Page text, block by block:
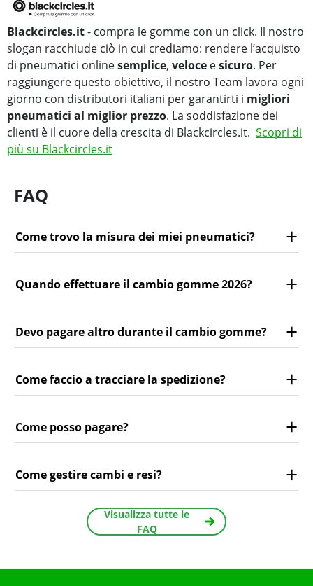
Blackcircles.it- compra le gomme con un click. Il nostro
slogan racchiude ciò in cui crediamo: rendere l’acquisto
di pneumatici onlinesemplice, veloce esicuro. Per
raggiungere questo obiettivo, il nostro Team lavora ogni
giorno con distributori italiani per garantirti i migliori
pneumatici al miglior prezzo. La soddisfazione dei
clienti è il cuore della crescita di Blackcircles.it. Scopri di
più su Blackcircles.it
FAQ
Come trovo la misura dei miei pneumatici?
Quando effettuare il cambio gomme 2026?
Devo pagare altro durante il cambio gomme?
Come faccio a tracciare la spedizione?
Come posso pagare?
Come gestire cambi e resi?
Visualizza tutte le
FAQ